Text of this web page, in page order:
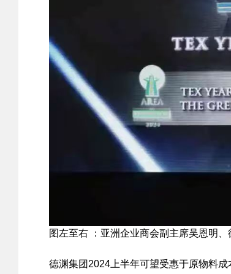
图左至右 ：亚洲企业商会副主席吴恩明
德渊集团2024上半年可望受惠于原物料